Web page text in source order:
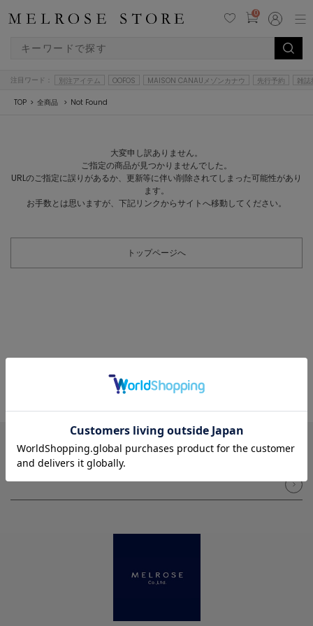
0
注目ワード： 別注アイテム OOFOS MAISON CANAUメゾンカナウ 先行予約 雑誌
TOP 全商品 Not Found
大変申し訳ありません。
ご指定の商品が見つかりませんでした。
URLのご指定に誤りがあるか、更新等に伴い削除されてしまった可能性があり
ます。
お手数とは思いますが、下記リンクからサイトへ移動してください。
トップページへ
NEWSLETTER メルマガ登録